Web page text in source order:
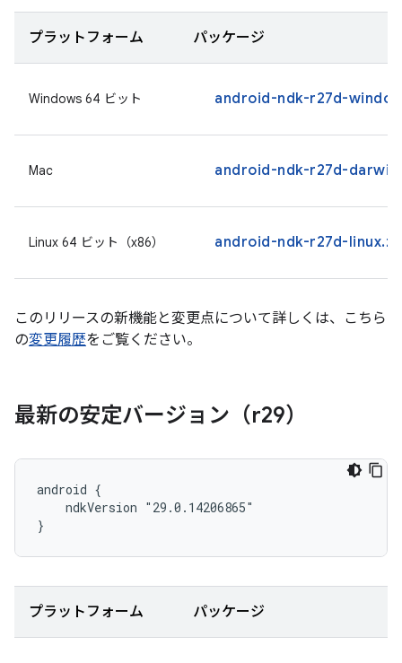
プラットフォーム パッケージ
Windows 64 ビット android-ndk-r27d-
Mac android-ndk-r27d-
Linux 64 ビット（x86） android-ndk-r27d-
このリリースの新機能と変更点について詳しくは、こちら
の変更履歴をご覧ください。
最新の安定バージョン（r29）
android {
    ndkVersion "29.0.14206865"
}
プラットフォーム パッケージ